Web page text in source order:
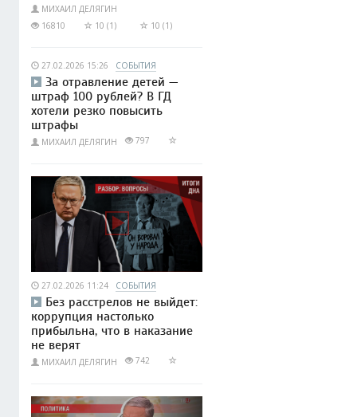
МИХАИЛ ДЕЛЯГИН
16810
10 (1) 10 (1)
27.02.2026 15:26 СОБЫТИЯ
За отравление детей —
штраф 100 рублей? В ГД
хотели резко повысить
штрафы
МИХАИЛ ДЕЛЯГИН 797
27.02.2026 11:24 СОБЫТИЯ
Без расстрелов не выйдет:
коррупция настолько
прибыльна, что в наказание
не верят
МИХАИЛ ДЕЛЯГИН 742